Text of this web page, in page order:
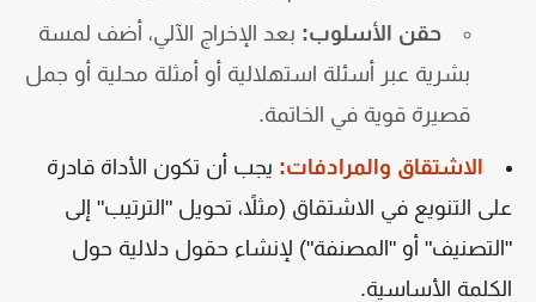
حقن الأسلوب:بعد الإخراج الآلي، أضف لمسة
بشرية عبر أسئلة استهلالية أو أمثلة محلية أو جمل
قصيرة قوية في الخاتمة.
الاشتقاق والمرادفات:يجب أن تكون الأداة قادرة
على التنويع في الاشتقاق (مثلاً، تحويل "الترتيب" إلى
"التصنيف" أو "المصنفة") لإنشاء حقول دلالية حول
الكلمة الأساسية.